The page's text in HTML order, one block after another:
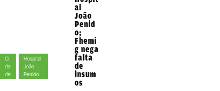
Ci
da
de
Hospital
João
Penido
al
João
Penid
o;
Fhemi
g nega
falta
de
insum
os